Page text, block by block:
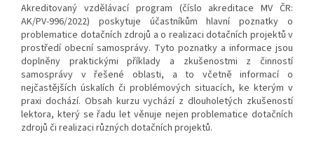
Akreditovaný vzdělávací program (číslo akreditace MV ČR:
AK/PV-996/2022) poskytuje účastníkům hlavní poznatky o
problematice dotačních zdrojů a o realizaci dotačních projektů v
prostředí obecní samosprávy. Tyto poznatky a informace jsou
doplněny praktickými příklady a zkušenostmi z činností
samosprávy v řešené oblasti, a to včetně informací o
nejčastějších úskalích či problémových situacích, ke kterým v
praxi dochází. Obsah kurzu vychází z dlouholetých zkušeností
lektora, který se řadu let věnuje nejen problematice dotačních
zdrojů či realizaci různých dotačních projektů.